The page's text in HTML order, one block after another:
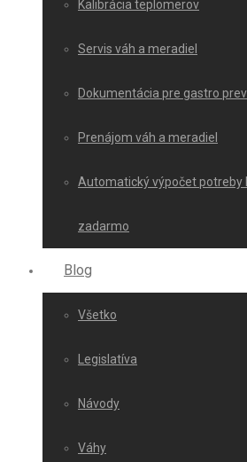
Kalibrácia teplomerov
Servis váh a meradiel
Dokumentácia pre gastro
Prenájom váh a meradiel
Automatický výpočet potreby
zadarmo
Blog
Všetko
Legislatíva
Návody
Váhy